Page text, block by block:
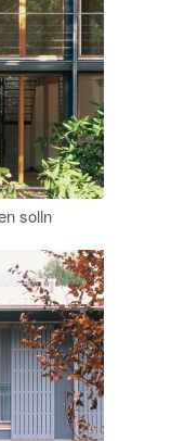
solln